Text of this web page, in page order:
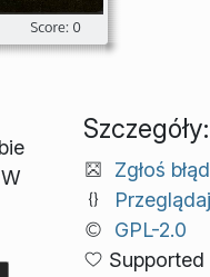
Szczegóły:
Zgłoś błąd
GPL-2.0
Supported